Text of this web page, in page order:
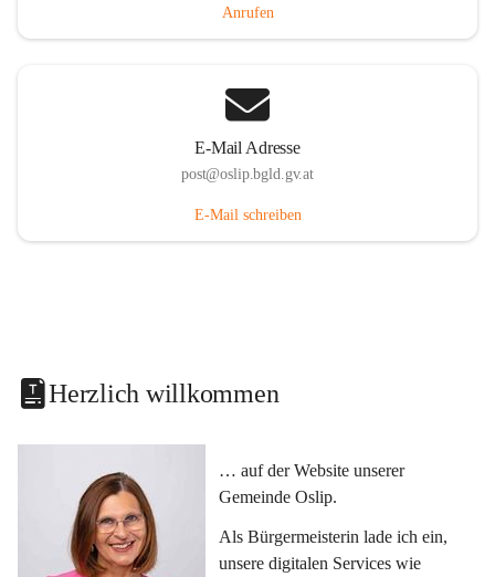
Anrufen
E-Mail Adresse
post@oslip.bgld.gv.at
E-Mail schreiben
Herzlich willkommen
… auf der Website unserer
Gemeinde Oslip.
Als Bürgermeisterin lade ich ein,
unsere digitalen Services wie